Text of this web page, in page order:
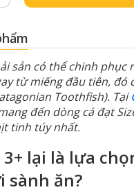
sản có thể chinh phục
từ miếng đầu tiên, đó
Toothfish). Tại
đến dòng cá đạt
tinh túy nhất.
3+ lại là lựa
sành ăn?